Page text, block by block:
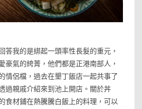
答我的是綁起一頭率性長髮的重元，
豪氣的絝菁，他們都是正港南部人，
情侶檔，過去在墾丁飯店一起共事了
過親戚介紹來到池上開店。關於丼
食材鋪在熱騰騰白飯上的料理，可以